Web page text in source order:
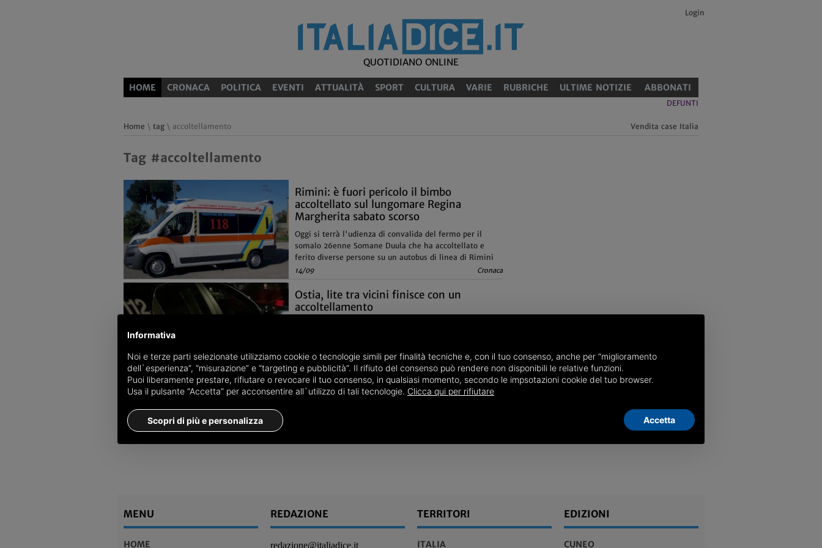
Login
QUOTIDIANO ONLINE
HOME CRONACA POLITICA EVENTI ATTUALITÀ SPORT CULTURA VARIE RUBRICHE ULTIME NOTIZIE ABBONATI
DEFUNTI
Home \ tag \ accoltellamento Vendita case Italia
Tag #accoltellamento
Rimini: è fuori pericolo il bimbo
accoltellato sul lungomare Regina
Margherita sabato scorso
Oggi si terrà l'udienza di convalida del fermo per il
somalo 26enne Somane Duula che ha accoltellato e
ferito diverse persone su un autobus di linea di Rimini
14/09 Cronaca
Ostia, lite tra vicini finisce con un
accoltellamento
straniero, 38enne romeno, anche lui senza fissa dimora
30/10 Cronaca
MENU
HOME
REDAZIONE
redazione@italiadice.it
TERRITORI
ITALIA
EDIZIONI
CUNEO
Informativa
Noi e terze parti selezionate utilizziamo cookie o tecnologie simili per finalità tecniche e, con il tuo consenso, anche per “miglioramento
dell`esperienza”, “misurazione” e “targeting e pubblicità”. Il rifiuto del consenso può rendere non disponibili le relative funzioni.
Puoi liberamente prestare, rifiutare o revocare il tuo consenso, in qualsiasi momento, secondo le impsotazioni cookie del tuo browser.
Usa il pulsante “Accetta” per acconsentire all`utilizzo di tali tecnologie. Clicca qui per rifiutare
Scopri di più e personalizza Accetta